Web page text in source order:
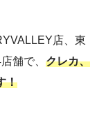
店、東
舗で、 クレカ、
！